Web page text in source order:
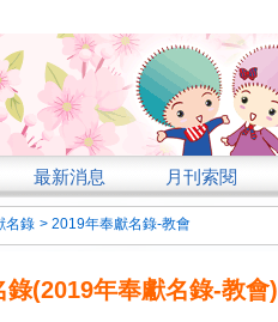
最新消息 月刊索閱
名錄 > 2019年奉獻名錄-教會
錄(2019年奉獻名錄-教會)